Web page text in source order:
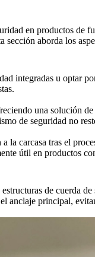
en productos
aborda los
integradas u optar
una solución
de seguridad no
la carcasa tras el
útil en productos
de cuerda
anclaje principal,